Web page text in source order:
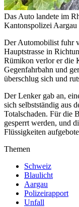
Das Auto landete im
Kantonspolizei Aargau
Der Automobilist fuhr
Hauptstrasse in
Rümikon verlor er die
Gegenfahrbahn und
überschlug sich und
Der Lenker gab an,
sich selbstständig aus
Totalschaden. Für die
gesperrt werden, und
Flüssigkeiten
Themen
Schweiz
Blaulicht
Aargau
Polizeirapport
Unfall